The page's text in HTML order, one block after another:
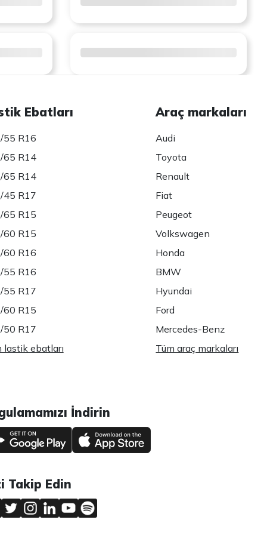
Ebatları
55 R16
65 R14
65 R14
45 R17
65 R15
60 R15
60 R16
55 R16
55 R17
60 R15
50 R17
lastik ebatları
Araç markaları
Audi
Toyota
Renault
Fiat
Peugeot
Volkswagen
Honda
BMW
Hyundai
Ford
Mercedes-Benz
Tüm araç markaları
İndirin
Takip Edin